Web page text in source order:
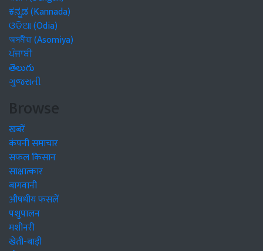
ಕನ್ನಡ (Kannada)
ଓଡିଆ (Odia)
অসমীয়া (Asomiya)
ਪੰਜਾਬੀ
తెలుగు
ગુજરાતી
Browse
खबरें
कंपनी समाचार
सफल किसान
साक्षात्कार
बागवानी
औषधीय फसलें
पशुपालन
मशीनरी
खेती-बाड़ी